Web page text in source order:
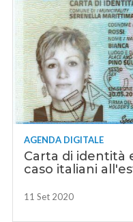
AGENDA DIGITALE
Carta di identità
caso italiani
11 Set 2020